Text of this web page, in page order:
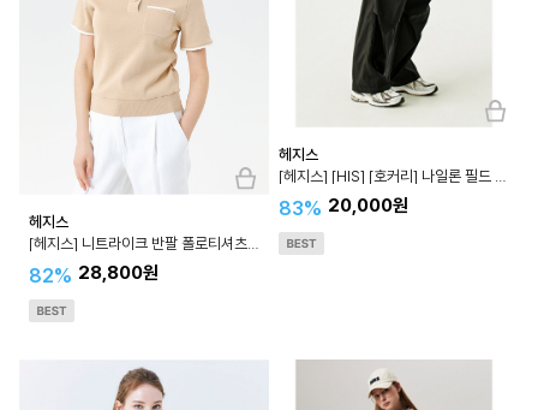
헤지스
[헤지스] 니트라이크 반팔 폴로티셔츠 HSTS4B301
82% 28,800원
헤지스
83% 20,000원